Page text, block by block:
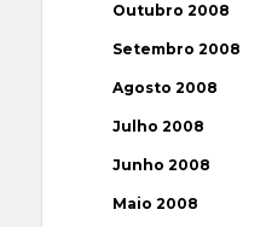
Outubro 2008
Setembro 2008
Agosto 2008
Julho 2008
Junho 2008
Maio 2008